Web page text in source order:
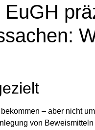
– aber nicht
von Beweismitteln